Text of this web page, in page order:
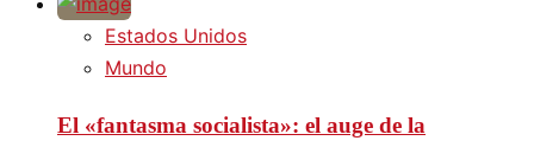
Estados Unidos
Mundo
El «fantasma socialista»: el auge de la